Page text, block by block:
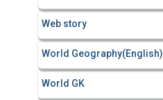
Web story
World Geography(English)
World GK